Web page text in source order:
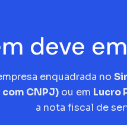
deve
enquadrada no
CNPJ) ou em Lucro
a nota fiscal de